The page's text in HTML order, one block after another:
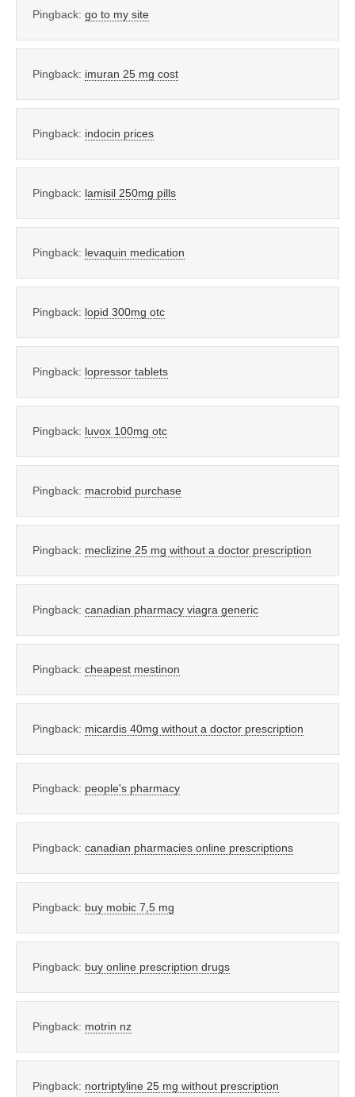
Pingback: go to my site
Pingback: imuran 25 mg cost
Pingback: indocin prices
Pingback: lamisil 250mg pills
Pingback: levaquin medication
Pingback: lopid 300mg otc
Pingback: lopressor tablets
Pingback: luvox 100mg otc
Pingback: macrobid purchase
Pingback: meclizine 25 mg without a doctor prescription
Pingback: canadian pharmacy viagra generic
Pingback: cheapest mestinon
Pingback: micardis 40mg without a doctor prescription
Pingback: people's pharmacy
Pingback: canadian pharmacies online prescriptions
Pingback: buy mobic 7,5 mg
Pingback: buy online prescription drugs
Pingback: motrin nz
Pingback: nortriptyline 25 mg without prescription